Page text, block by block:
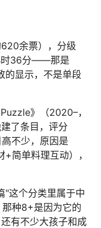
620余票），分级
时36分——那是
的显示，不是单段
》（2020–，
了条目，评分
不少，原因是
简单料理互动），
"这个分类里属于中
种8+是因为它的
有不少大孩子和成